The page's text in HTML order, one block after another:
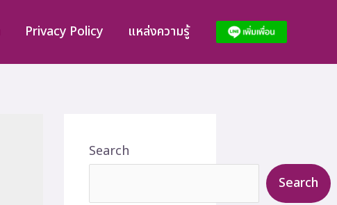
Privacy Policy แหล่งความรู้
Search
Search